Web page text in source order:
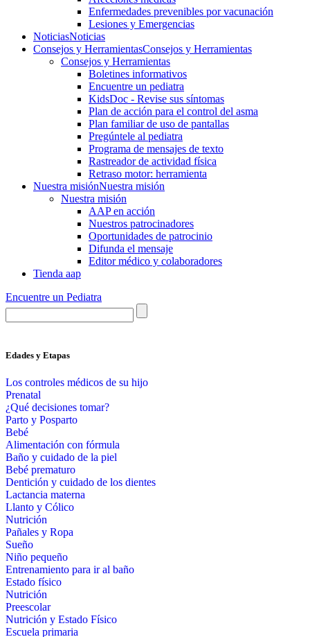
Enfermedades prevenibles por vacunación
Lesiones y Emergencias
NoticiasNoticias
Consejos y HerramientasConsejos y Herramientas
Consejos y Herramientas
Boletines informativos
Encuentre un pediatra
KidsDoc - Revise sus síntomas
Plan de acción para el control del asma
Plan familiar de uso de pantallas
Pregúntele al pediatra
Programa de mensajes de texto
Rastre​​ador de activida​d física
Retraso motor: herramienta
Nuestra misiónNuestra misión
Nuestra misión
AAP en acción
Nuestros patrocinadores
Oportunidades de patrocinio
Difunda el mensaje
Editor médico y colaboradores
Tienda aap
Encuentre un Pediatra
Edades y Etapas
Los controles médicos de su hijo
Prenatal
¿Qué decisiones tomar?
Parto y Posparto
Bebé
Alimentación con fórmula
Baño y cuidado de la piel
Bebé prematuro
Dentición y cuidado de los dientes
Lactancia materna
Llanto y Cólico
Nutrición
Pañales y Ropa
Sueño
Niño pequeño
Entrenamiento para ir al baño
Estado físico
Nutrición
Preescolar
Nutrición y Estado Físico
Escuela primaria